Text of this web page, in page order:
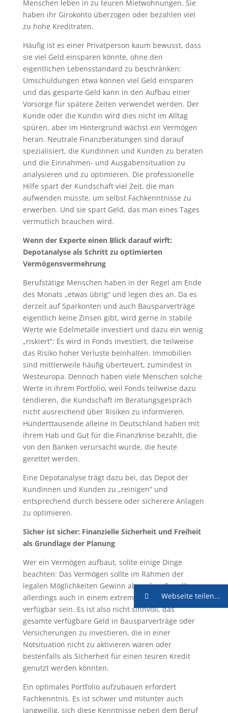
Menschen leben in zu teuren Mietwohnungen. Sie
haben ihr Girokonto überzogen oder bezahlen viel
zu hohe Kreditraten.
Häufig ist es einer Privatperson kaum bewusst, dass
sie viel Geld einsparen könnte, ohne den
eigentlichen Lebensstandard zu beschränken:
Umschuldungen etwa können viel Geld einsparen
und das gesparte Geld kann in den Aufbau einer
Vorsorge für spätere Zeiten verwendet werden. Der
Kunde oder die Kundin wird dies nicht im Alltag
spüren, aber im Hintergrund wächst ein Vermögen
heran. Neutrale Finanzberatungen sind darauf
spezialisiert, die Kundinnen und Kunden zu beraten
und die Einnahmen- und Ausgabensituation zu
analysieren und zu optimieren. Die professionelle
Hilfe spart der Kundschaft viel Zeit, die man
aufwenden müsste, um selbst Fachkenntnisse zu
erwerben. Und sie spart Geld, das man eines Tages
vermutlich brauchen wird.
Wenn der Experte einen Blick darauf wirft:
Depotanalyse als Schritt zu optimierten
Vermögensvermehrung
Berufstätige Menschen haben in der Regel am Ende
des Monats „etwas übrig“ und legen dies an. Da es
derzeit auf Sparkonten und auch Bausparverträge
eigentlich keine Zinsen gibt, wird gerne in stabile
Werte wie Edelmetalle investiert und dazu ein wenig
„riskiert“: Es wird in Fonds investiert, die teilweise
das Risiko hoher Verluste beinhalten. Immobilien
sind mittlerweile häufig überteuert, zumindest in
Westeuropa. Dennoch haben viele Menschen solche
Werte in ihrem Portfolio, weil Fonds teilweise dazu
tendieren, die Kundschaft im Beratungsgespräch
nicht ausreichend über Risiken zu informieren.
Hunderttausende alleine in Deutschland haben mit
ihrem Hab und Gut für die Finanzkrise bezahlt, die
von den Banken verursacht wurde, die heute
gerettet werden.
Eine Depotanalyse trägt dazu bei, das Depot der
Kundinnen und Kunden zu „reinigen“ und
entsprechend durch bessere oder sicherere Anlagen
zu optimieren.
Sicher ist sicher: Finanzielle Sicherheit und Freiheit
als Grundlage der Planung
Wer ein Vermögen aufbaut, sollte einige Dinge
beachten: Das Vermögen sollte im Rahmen der
legalen Möglichkeiten Gewinn abwerfen. Es sollte
allerdings auch in einem extremen Fall rasch
verfügbar sein. Es ist also nicht sinnvoll, das
gesamte verfügbare Geld in Bausparverträge oder
Versicherungen zu investieren, die in einer
Notsituation nicht zu aktivieren wären oder
bestenfalls als Sicherheit für einen teuren Kredit
genutzt werden könnten.
Ein optimales Portfolio aufzubauen erfordert
Fachkenntnis. Es ist schwer und mitunter auch
langweilig, sich diese Kenntnisse neben dem Beruf
Webseite teilen...